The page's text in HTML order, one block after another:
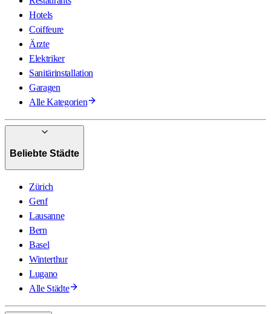
Hotels
Coiffeure
Ärzte
Elektriker
Sanitärinstallation
Garagen
Alle Kategorien
Beliebte Städte
Zürich
Genf
Lausanne
Bern
Basel
Winterthur
Lugano
Alle Städte